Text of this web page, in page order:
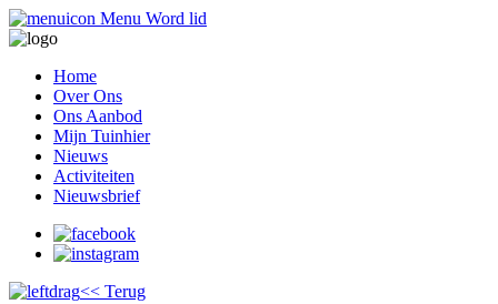
Menu Word lid
Home
Over Ons
Ons Aanbod
Mijn Tuinhier
Nieuws
Activiteiten
Nieuwsbrief
<< Terug